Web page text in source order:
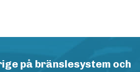
på bränslesystem och